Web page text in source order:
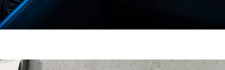
Per maggiori dettagli sulle offerte in corso